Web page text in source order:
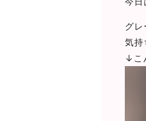
グ
気持
↓こ